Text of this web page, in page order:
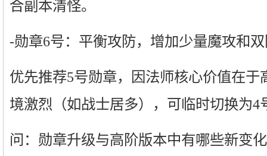
合副本清怪。
-勋章6号：平衡攻防，增加少量魔攻和
优先推荐5号勋章，因法师核心价值在于
境激烈（如战士居多），可临时切换为4
问：勋章升级与高阶版本中有哪些新变